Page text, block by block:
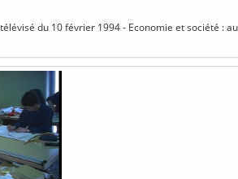
télévisé du 10 février 1994 - Economie et société :